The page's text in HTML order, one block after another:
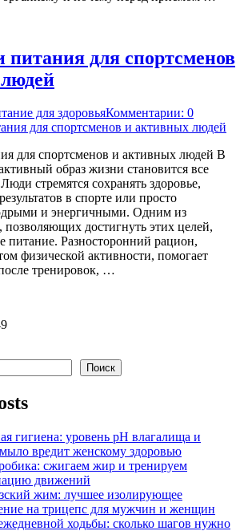
питания для спортсменов
для здоровьяКомментарии: 0
для спортсменов и активных людей В
образ жизни становится все
стремятся сохранять здоровье,
в спорте или просто
и энергичными. Одним из
позволяющих достигнуть этих целей,
питание. Разносторонний рацион,
физической активности, помогает
тренировок, …
Поиск
гигиена: уровень pH влагалища и
вредит женскому здоровью
сжигаем жир и тренируем
движений
жим: лучшее изолирующее
на трицепс для мужчин и женщин
ходьбы: сколько шагов нужно